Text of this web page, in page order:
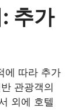
추가
에 따라 추가
관광객의
외에 호텔